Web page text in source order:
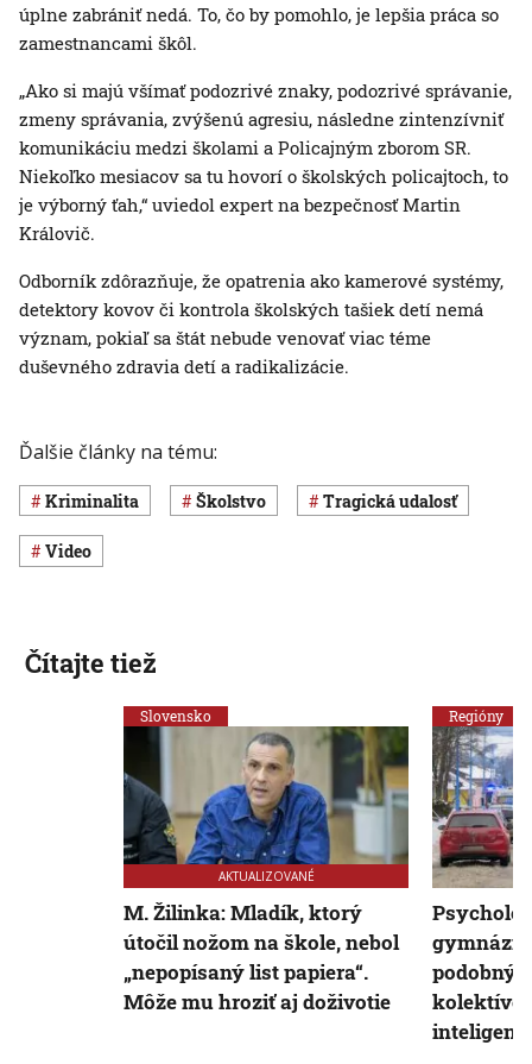
úplne zabrániť nedá. To, čo by pomohlo, je lepšia práca so
zamestnancami škôl.
„Ako si majú všímať podozrivé znaky, podozrivé správanie,
zmeny správania, zvýšenú agresiu, následne zintenzívniť
komunikáciu medzi školami a Policajným zborom SR.
Niekoľko mesiacov sa tu hovorí o školských policajtoch, to
je výborný ťah,“ uviedol expert na bezpečnosť Martin
Královič.
Odborník zdôrazňuje, že opatrenia ako kamerové systémy,
detektory kovov či kontrola školských tašiek detí nemá
význam, pokiaľ sa štát nebude venovať viac téme
duševného zdravia detí a radikalizácie.
Ďalšie články na tému:
Kriminalita Školstvo Tragická udalosť
Video
Čítajte tiež
Slovensko
AKTUALIZOVANÉ
M. Žilinka: Mladík, ktorý
útočil nožom na škole, nebol
„nepopísaný list papiera“.
Môže mu hroziť aj doživotie
Regióny
kolektíve